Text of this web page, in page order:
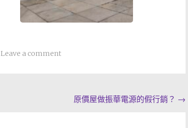
Leave a comment
原價屋做振華電源的假行銷？ →